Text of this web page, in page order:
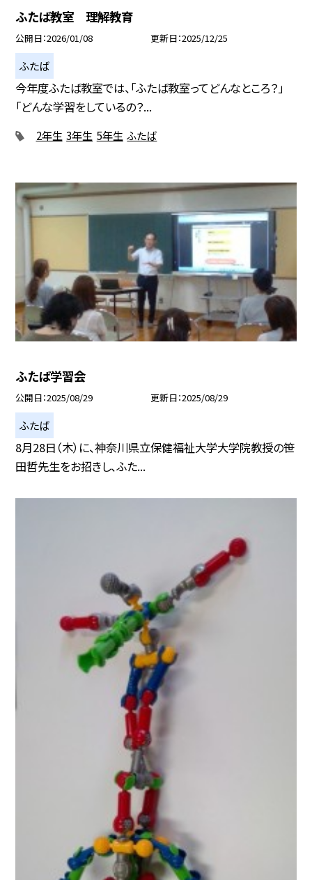
ふたば教室 理解教育
公開日 2026/01/08 更新日 2025/12/25
ふたば
今年度ふたば教室では、「ふたば教室ってどんなところ？」
「どんな学習をしているの？...
2年生 3年生 5年生 ふたば
ふたば学習会
公開日 2025/08/29 更新日 2025/08/29
ふたば
8月28日（木）に、神奈川県立保健福祉大学大学院教授の笹
田哲先生をお招きし、ふた...